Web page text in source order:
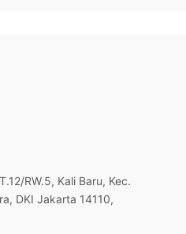
RW.5, Kali Baru, Kec.
DKI Jakarta 14110,